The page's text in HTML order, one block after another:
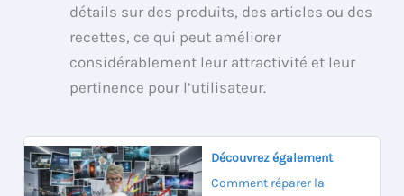
détails sur des produits, des articles ou des
recettes, ce qui peut améliorer
considérablement leur attractivité et leur
pertinence pour l’utilisateur.
Découvrez également
Comment réparer la